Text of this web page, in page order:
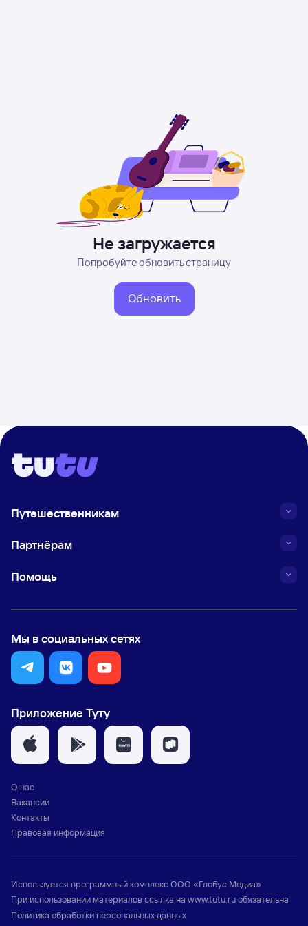
Не загружается
Попробуйте обновить страницу
Обновить
Путешественникам
Партнёрам
Помощь
Мы в социальных сетях
Приложение Туту
О нас
Вакансии
Контакты
Правовая информация
Используется программный комплексООО «Глобус Медиа»
При использовании материалов ссылка на www.tutu.ruобязательна
Политика обработки персональных данных